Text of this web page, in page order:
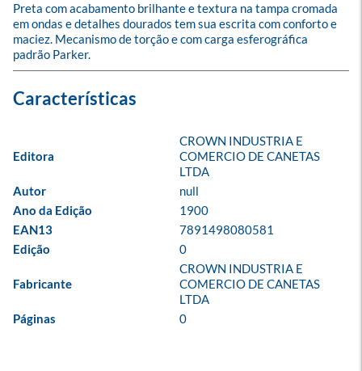
Preta com acabamento brilhante e textura na tampa cromada
em ondas e detalhes dourados tem sua escrita com conforto e
maciez. Mecanismo de torção e com carga esferográfica
padrão Parker.
Editora
CROWN INDUSTRIA E
COMERCIO DE CANETAS
LTDA
Autor
null
Ano da Edição
1900
EAN13
7891498080581
Edição
0
Fabricante
CROWN INDUSTRIA E
COMERCIO DE CANETAS
LTDA
Páginas
0